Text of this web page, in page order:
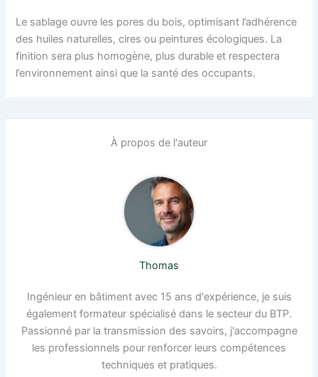
Le sablage ouvre les pores du bois, optimisant l’adhérence
des huiles naturelles, cires ou peintures écologiques. La
finition sera plus homogène, plus durable et respectera
l’environnement ainsi que la santé des occupants.
À propos de l'auteur
Thomas
Ingénieur en bâtiment avec 15 ans d'expérience, je suis
également formateur spécialisé dans le secteur du BTP.
Passionné par la transmission des savoirs, j'accompagne
les professionnels pour renforcer leurs compétences
techniques et pratiques.